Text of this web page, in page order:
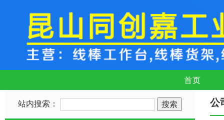
首页
站内搜索： 公